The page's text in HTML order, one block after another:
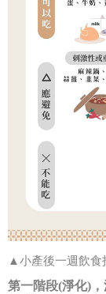
▲小產後一週飲食
第一階段(淨化)